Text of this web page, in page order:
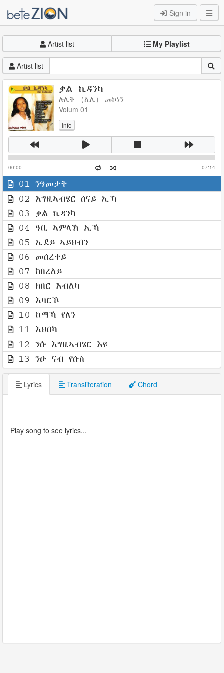
Sign in
Artist list My Playlist
Artist list
ቃል ኪዳንካ
ሉሊት (ሊሊ) መኮነን
Volum 01
Info
00:00 07:14
01 ንዓመታት
02 እግዚኣብሄር ሰናይ ኢኻ
03 ቃል ኪዳንካ
04 ዓቢ ኣምላኽ ኢኻ
05 ኢደይ ኣይህብን
06 መሰረተይ
07 ክበረለይ
08 ክበር እብለካ
09 እባርኾ
10 ከማኻ የለን
11 እህበካ
12 ንሱ እግዚኣብሄር እዩ
13 ንዑ ናብ የሱስ
Lyrics Transliteration Chord
Play song to see lyrics...